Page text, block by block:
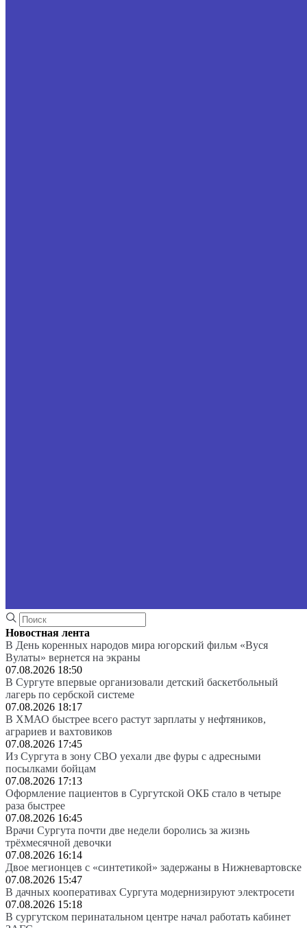
Новостная лента
В День коренных народов мира югорский фильм «Вуся
Вулаты» вернется на экраны
07.08.2026 18:50
В Сургуте впервые организовали детский баскетбольный
лагерь по сербской системе
07.08.2026 18:17
В ХМАО быстрее всего растут зарплаты у нефтяников,
аграриев и вахтовиков
07.08.2026 17:45
Из Сургута в зону СВО уехали две фуры с адресными
посылками бойцам
07.08.2026 17:13
Оформление пациентов в Сургутской ОКБ стало в четыре
раза быстрее
07.08.2026 16:45
Врачи Сургута почти две недели боролись за жизнь
трёхмесячной девочки
07.08.2026 16:14
Двое мегионцев с «синтетикой» задержаны в Нижневартовске
07.08.2026 15:47
В дачных кооперативах Сургута модернизируют электросети
07.08.2026 15:18
В сургутском перинатальном центре начал работать кабинет